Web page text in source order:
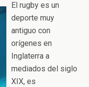
El rugby es un
deporte muy
antiguo con
orígenes en
Inglaterra a
mediados del siglo
XIX, es